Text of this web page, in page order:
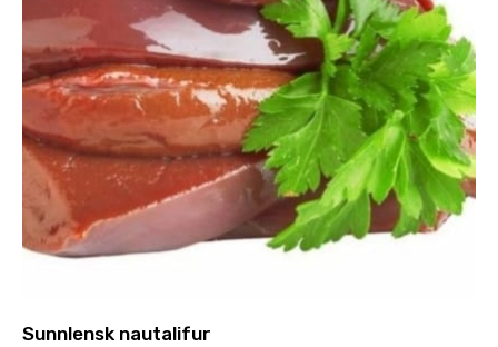
Sunnlensk nautalifur